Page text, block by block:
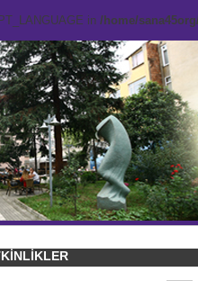
in /home/